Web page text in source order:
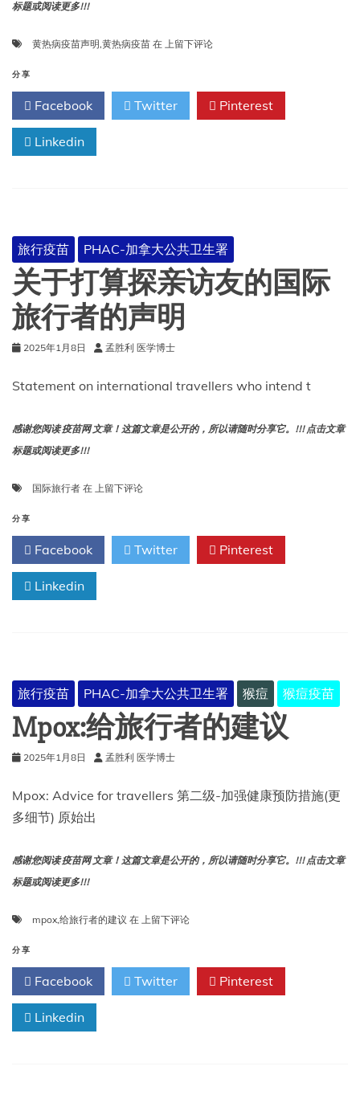
标题或阅读更多!!!
黄热病疫苗声明,黄热病疫苗 在 黄
疫
苗
声
上留下评论
分享
Facebook Twitter Pinterest
Linkedin
旅行疫苗 PHAC-加拿大公共卫生署
关于打算探亲访友的国际
旅行者的声明
2025年1月8日 孟胜利 医学博士
Statement on international travellers who intend t
感谢您阅读 疫苗网 文章！这篇文章是公开的，所以请随时分享它。!!! 点击文章
标题或阅读更多!!!
国际旅行者 在 关
算
亲
友
行
者
的
声
明
上留下评论
分享
Facebook Twitter Pinterest
Linkedin
旅行疫苗 PHAC-加拿大公共卫生署 猴痘 猴痘疫苗
Mpox:给旅行者的建议
2025年1月8日 孟胜利 医学博士
Mpox: Advice for travellers 第二级-加强健康预防措施(更
多细节) 原始出
感谢您阅读 疫苗网 文章！这篇文章是公开的，所以请随时分享它。!!! 点击文章
标题或阅读更多!!!
mpox,给旅行者的建议 在 Mpox:
行
者
的
上留下评论
分享
Facebook Twitter Pinterest
Linkedin